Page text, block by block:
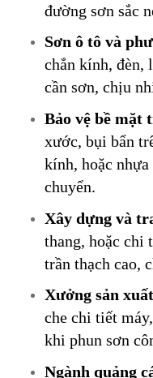
đường sơn sắc
Sơn ô tô và
chắn kính, đèn,
cần sơn, chịu
Bảo vệ bề mặt
xước, bụi bẩn
kính, hoặc
chuyển.
Xây dựng và
thang, hoặc chi
trần thạch cao,
Xưởng sản
che chi tiết
khi phun sơn
Ngành quảng